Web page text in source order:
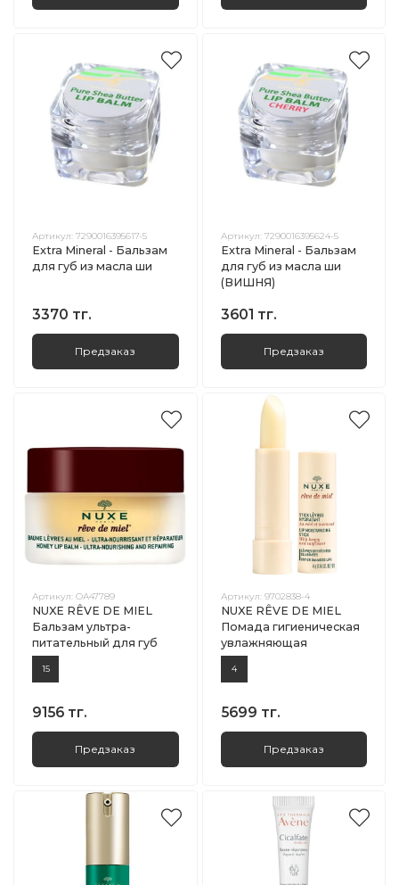
Артикул: 7290016395617-5
Extra Mineral - Бальзам
для губ из масла ши
3370 тг.
Предзаказ
Артикул: 7290016395624-5
Extra Mineral - Бальзам
для губ из масла ши
(ВИШНЯ)
3601 тг.
Предзаказ
Артикул: ОА47789
NUXE RÊVE DE MIEL
Бальзам ультра-
питательный для губ
15
9156 тг.
Предзаказ
Артикул: 9702838-4
NUXE RÊVE DE MIEL
Помада гигиеническая
увлажняющая
4
5699 тг.
Предзаказ